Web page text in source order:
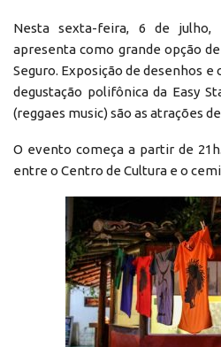
Nesta sexta-feira, 6 de
apresenta como grande opção
Seguro. Exposição de desenhos
degustação polifônica da Easy
(reggaes music) são as atrações
O evento começa a partir de
entre o Centro de Cultura e o